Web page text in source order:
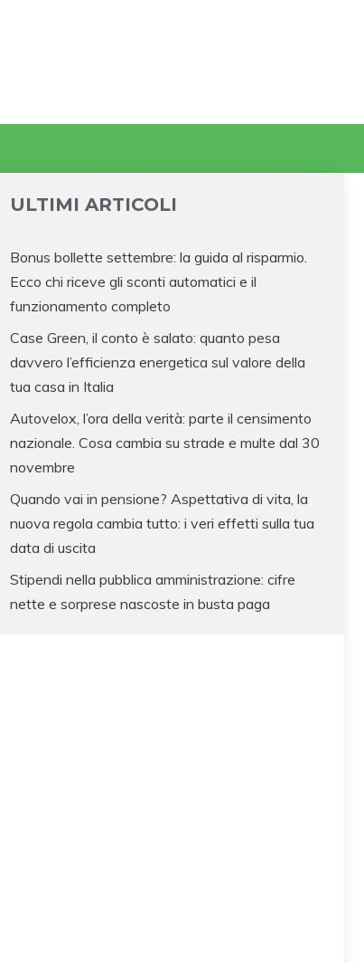
ULTIMI ARTICOLI
Bonus bollette settembre: la guida al risparmio.
Ecco chi riceve gli sconti automatici e il
funzionamento completo
Case Green, il conto è salato: quanto pesa
davvero l’efficienza energetica sul valore della
tua casa in Italia
Autovelox, l’ora della verità: parte il censimento
nazionale. Cosa cambia su strade e multe dal 30
novembre
Quando vai in pensione? Aspettativa di vita, la
nuova regola cambia tutto: i veri effetti sulla tua
data di uscita
Stipendi nella pubblica amministrazione: cifre
nette e sorprese nascoste in busta paga